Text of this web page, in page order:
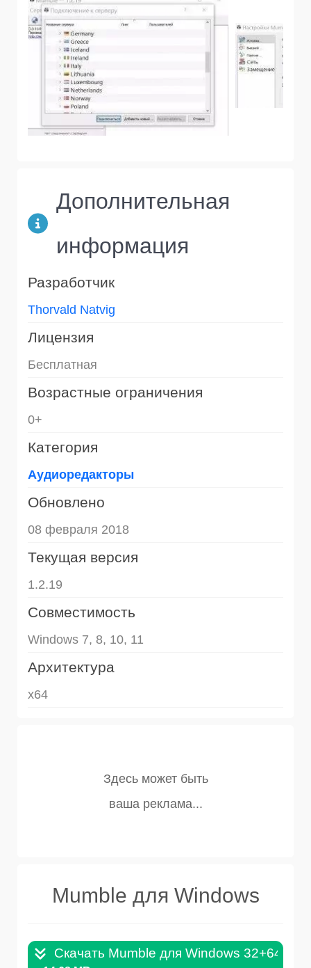
Дополнительная
информация
Разработчик
Thorvald Natvig
Лицензия
Бесплатная
Возрастные ограничения
0+
Категория
Аудиоредакторы
Обновлено
08 февраля 2018
Текущая версия
1.2.19
Совместимость
Windows 7, 8, 10, 11
Архитектура
x64
Mumble для Windows
Скачать Mumble для Windows 32+64Bit